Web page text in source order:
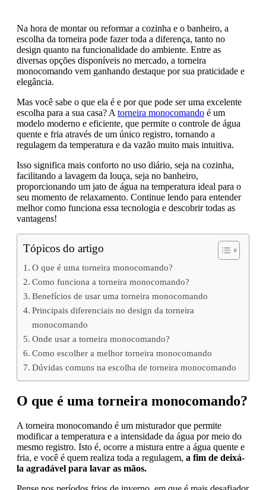
Na hora de montar ou reformar a cozinha e o banheiro, a
escolha da torneira pode fazer toda a diferença, tanto no
design quanto na funcionalidade do ambiente. Entre as
diversas opções disponíveis no mercado, a torneira
monocomando vem ganhando destaque por sua praticidade e
elegância.
Mas você sabe o que ela é e por que pode ser uma excelente
escolha para a sua casa? A torneira monocomando é um
modelo moderno e eficiente, que permite o controle de água
quente e fria através de um único registro, tornando a
regulagem da temperatura e da vazão muito mais intuitiva.
Isso significa mais conforto no uso diário, seja na cozinha,
facilitando a lavagem da louça, seja no banheiro,
proporcionando um jato de água na temperatura ideal para o
seu momento de relaxamento. Continue lendo para entender
melhor como funciona essa tecnologia e descobrir todas as
vantagens!
Tópicos do artigo
O que é uma torneira monocomando?
Como funciona a torneira monocomando?
Benefícios de usar uma torneira monocomando
Principais diferenciais no design da torneira
monocomando
Onde usar a torneira monocomando?
Como escolher a melhor torneira monocomando
Dúvidas comuns na escolha de torneira monocomando
O que é uma torneira monocomando?
A torneira monocomando é um misturador que permite
modificar a temperatura e a intensidade da água por meio do
mesmo registro. Isto é, ocorre a mistura entre a água quente e
fria, e você é quem realiza toda a regulagem, a fim de deixá-
la agradável para lavar as mãos.